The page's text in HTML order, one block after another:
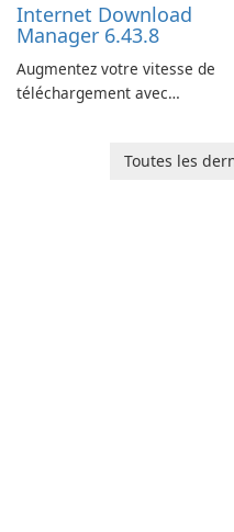
Internet Download
Manager 6.43.8
Augmentez votre vitesse de
téléchargement avec
Toutes les